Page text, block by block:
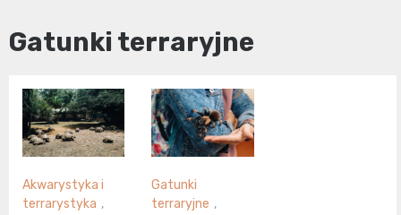
Gatunki terraryjne
Akwarystyka i
terrarystyka ,
Gatunki
terraryjne ,